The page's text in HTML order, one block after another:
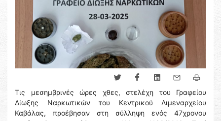
Τις μεσημβρινές ώρες χθες, στελέχη του Γραφείου
Δίωξης Ναρκωτικών του Κεντρικού Λιμεναρχείου
Καβάλας, προέβησαν στη σύλληψη ενός 47χρονου